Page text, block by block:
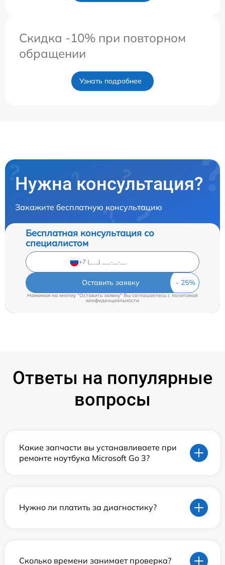
Скидка -10% при повторном
обращении
Узнать подробнее
Нужна консультация?
Закажите бесплатную консультацию
Бесплатная консультация со
специалистом
Оставить заявку
Нажимая на кнопку "Оставить заявку" Вы соглашаетесь cполитикой
конфиденциальности
Ответы на популярные
вопросы
Какие запчасти вы устанавливаете при
ремонте ноутбука Microsoft Go 3?
Нужно ли платить за диагностику?
Сколько времени занимает проверка?